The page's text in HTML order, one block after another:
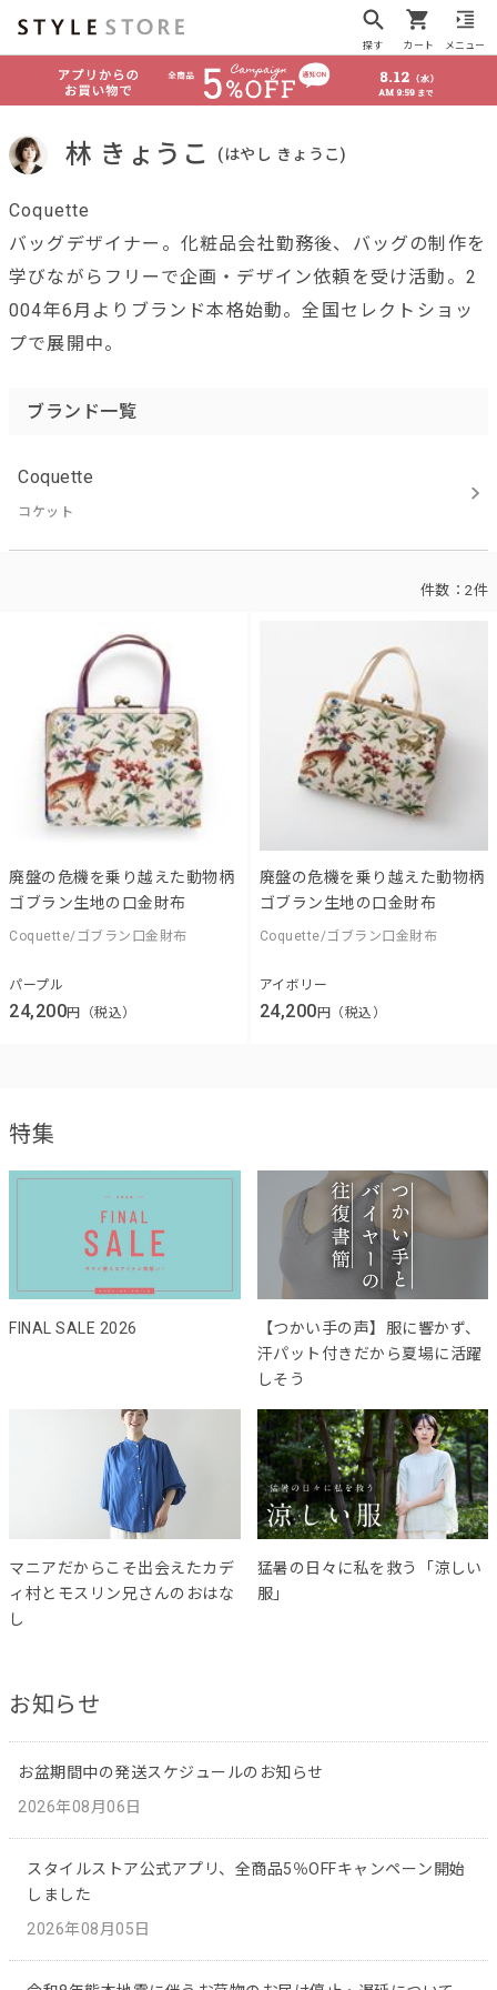
探す カート メニュー
林 きょうこ (はやし きょうこ)
Coquette
バッグデザイナー。化粧品会社勤務後、バッグの制作を
学びながらフリーで企画・デザイン依頼を受け活動。2
004年6月よりブランド本格始動。全国セレクトショッ
プで展開中。
ブランド一覧
Coquette
コケット
件数： 2件
廃盤の危機を乗り越えた動物柄
ゴブラン生地の口金財布
Coquette/ゴブラン口金財布
パープル
24,200円（税込）
廃盤の危機を乗り越えた動物柄
ゴブラン生地の口金財布
Coquette/ゴブラン口金財布
アイボリー
24,200円（税込）
特集
FINAL SALE 2026
【つかい手の声】服に響かず、
汗パット付きだから夏場に活躍
しそう
マニアだからこそ出会えたカデ
ィ村とモスリン兄さんのおはな
し
猛暑の日々に私を救う「涼しい
服」
お知らせ
お盆期間中の発送スケジュールのお知らせ
2026年08月06日
スタイルストア公式アプリ、全商品5％OFFキャンペーン開始
しました
2026年08月05日